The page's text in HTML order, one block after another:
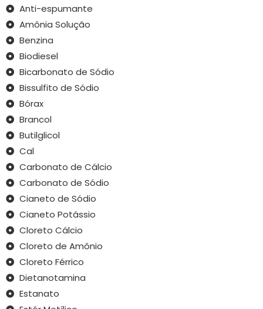
Anti-espumante
Amônia Solução
Benzina
Biodiesel
Bicarbonato de Sódio
Bissulfito de Sódio
Bórax
Brancol
Butilglicol
Cal
Carbonato de Cálcio
Carbonato de Sódio
Cianeto de Sódio
Cianeto Potássio
Cloreto Cálcio
Cloreto de Amônio
Cloreto Férrico
Dietanotamina
Estanato